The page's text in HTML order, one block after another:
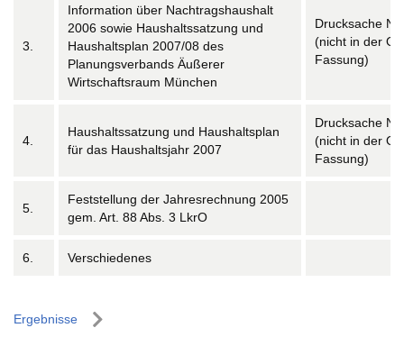
3.
Information über Nachtragshaushalt
2006 sowie Haushaltssatzung und
Haushaltsplan 2007/08 des
Planungsverbands Äußerer
Wirtschaftsraum München
Drucksache
(nicht in der
Fassung)
4.
Haushaltssatzung und Haushaltsplan
für das Haushaltsjahr 2007
Drucksache
(nicht in der
Fassung)
5.
Feststellung der Jahresrechnung 2005
gem. Art. 88 Abs. 3 LkrO
6. Verschiedenes
Ergebnisse